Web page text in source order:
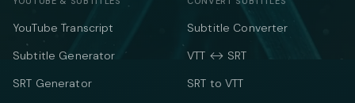
YouTube Transcript
Subtitle Generator
SRT Generator
Subtitle Converter
VTT ↔ SRT
SRT to VTT